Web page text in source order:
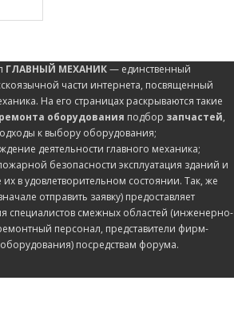
ГЛАВНЫЙ МЕХАНИК— единственный
части интернета, посвященный
На его страницах раскрываются такие
ремонта оборудования подбор запчастей,
к выбору оборудования;
деятельности главного механика;
безопасности эксплуатация зданий и
в удовлетворительном состоянии. Так, же
отправить заявку) предоставляет
специалистов смежных областей (инженерно-
персонал, представители фирм-
посредствам форума.